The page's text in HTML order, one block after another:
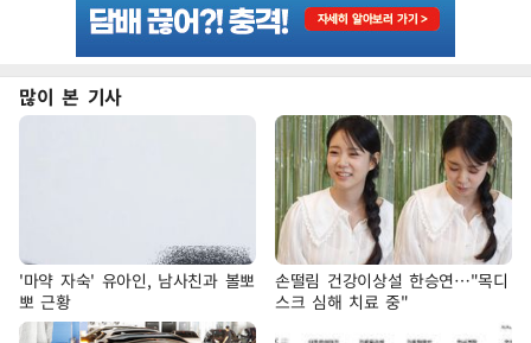
많이 본 기사
'마약 자숙' 유아인, 남사친과 볼뽀
뽀 근황
손떨림 건강이상설 한승연…"목디
스크 심해 치료 중"